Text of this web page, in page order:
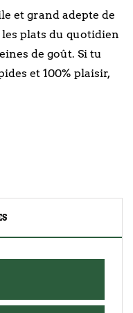
et grand adepte de
plats du quotidien
de goût. Si tu
et 100% plaisir,